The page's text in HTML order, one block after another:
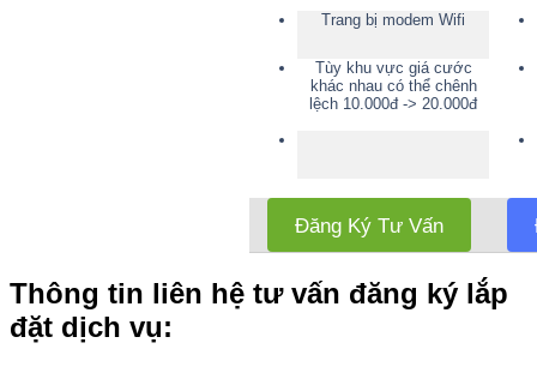
Trang bị modem Wifi
Tùy khu vực giá cước
khác nhau có thể chênh
lệch 10.000đ -> 20.000đ
Đăng Ký Tư Vấn
Thông tin liên hệ tư vấn đăng ký lắp
đặt dịch vụ: